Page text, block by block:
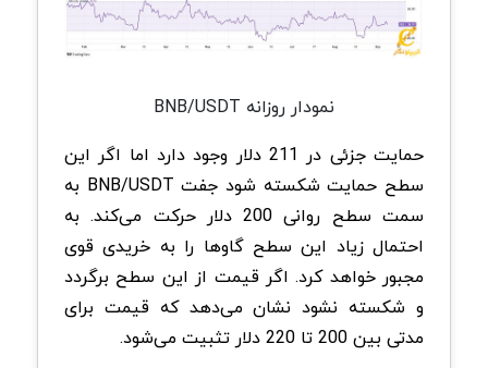
نمودار روزانه BNB/USDT
حمایت جزئی در 211 دلار وجود دارد اما اگر این
سطح حمایت شکسته شود جفت BNB/USDT به
سمت سطح روانی 200 دلار حرکت می‌کند. به
احتمال زیاد این سطح گاوها را به خریدی قوی
مجبور خواهد کرد. اگر قیمت از این سطح برگردد
و شکسته نشود نشان می‌دهد که قیمت برای
مدتی بین 200 تا 220 دلار تثبیت می‌شود.